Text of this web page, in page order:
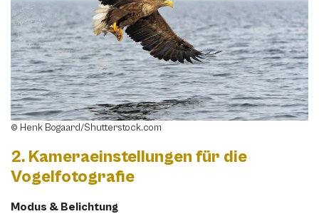
© Henk Bogaard/Shutterstock.com
2. Kameraeinstellungen für die
Vogelfotografie
Modus & Belichtung